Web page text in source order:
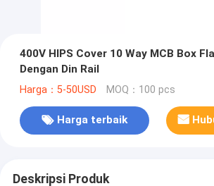
400V HIPS Cover 10 Way MCB Box
Dengan Din Rail
Harga：5-50USD MOQ：100 pcs
Harga terbaik
Deskripsi Produk